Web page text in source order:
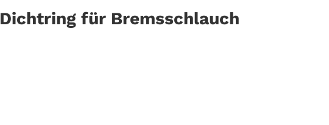
BAUJAHR
Dichtring für Bremsschlauch